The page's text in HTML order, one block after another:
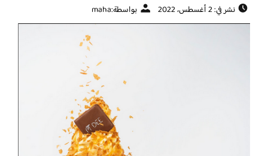
نشر في: 2 أغسطس، 2022 بواسطة:maha